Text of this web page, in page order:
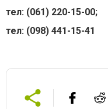
тел: (061) 220-15-00;
тел: (098) 441-15-41